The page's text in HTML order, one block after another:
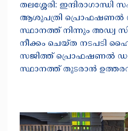
തലശ്ശേരി:
ആശുപത്രി പ്രൊഫഷണൽ
സ്ഥാനത്ത് നിന്നും അഡ്വ
നീക്കം ചെയ്ത നടപടി
സജിത്ത് പ്രൊഫഷണൽ
സ്ഥാനത്ത് തുടരാൻ